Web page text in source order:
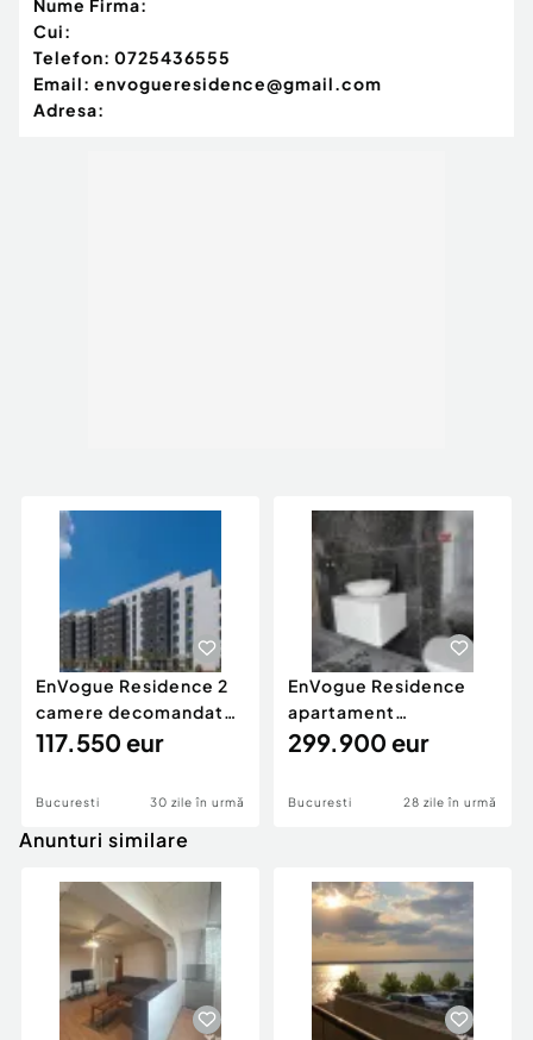
Nume Firma:
Cui:
Telefon: 0725436555
Email: envogueresidence@gmail.com
Adresa:
EnVogue Residence 2
camere decomandate
64mp
117.550 eur
Bucuresti 30 zile în urmă
EnVogue Residence
apartament
superspatios de 373
299.900 eur
Bucuresti 28 zile în urmă
Anunturi similare